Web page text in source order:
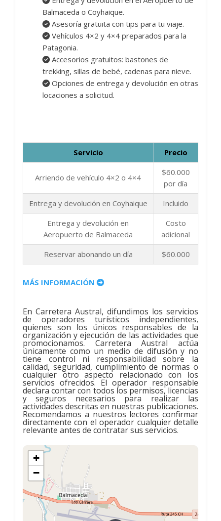
Balmaceda o Coyhaique.
Asesoría gratuita con tips para tu viaje.
Vehículos 4×2 y 4×4 preparados para la
Patagonia.
Accesorios gratuitos: bastones de
trekking, sillas de bebé, cadenas para nieve.
Opciones de entrega y devolución en otras
locaciones a solicitud.
Servicio Precio
Arriendo de vehículo 4×2 o 4×4
$60.000
por día
Entrega y devolución en Coyhaique
Incluido
Entrega y devolución en
Aeropuerto de Balmaceda
Costo
adicional
Reservar abonando un día
$60.000
MÁS INFORMACIÓN
En Carretera Austral, difundimos los servicios
de operadores turísticos independientes,
quienes son los únicos responsables de la
organización y ejecución de las actividades que
promocionamos. Carretera Austral actúa
únicamente como un medio de difusión y no
tiene control ni responsabilidad sobre la
calidad, seguridad, cumplimiento de normas o
cualquier otro aspecto relacionado con los
servicios ofrecidos. El operador responsable
declara contar con todos los permisos, licencias
y seguros necesarios para realizar las
actividades descritas en nuestras publicaciones.
Recomendamos a nuestros lectores confirmar
directamente con el operador cualquier detalle
relevante antes de contratar sus servicios.
+
−